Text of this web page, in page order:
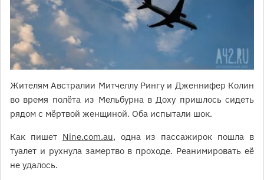
Жителям Австралии Митчеллу Рингу и Дженнифер Колин
во время полёта из Мельбурна в Доху пришлось сидеть
рядом с мёртвой женщиной. Оба испытали шок.
Как пишет Nine.com.au, одна из пассажирок пошла в
туалет и рухнула замертво в проходе. Реанимировать её
не удалось.